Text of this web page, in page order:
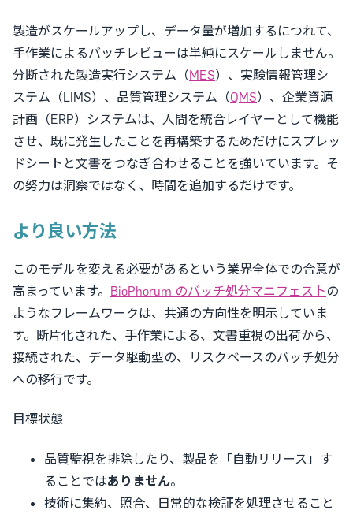
製造がスケールアップし、データ量が増加するにつれて、
手作業によるバッチレビューは単純にスケールしません。
分断された製造実行システム（MES）、実験情報管理シ
ステム（LIMS）、品質管理システム（QMS）、企業資源
計画（ERP）システムは、人間を統合レイヤーとして機能
させ、既に発生したことを再構築するためだけにスプレッ
ドシートと文書をつなぎ合わせることを強いています。そ
の努力は洞察ではなく、時間を追加するだけです。
より良い方法
このモデルを変える必要があるという業界全体での合意が
高まっています。 BioPhorum のバッチ処分マニフェストの
ようなフレームワークは、共通の方向性を明示していま
す。断片化された、手作業による、文書重視の出荷から、
接続された、データ駆動型の、リスクベースのバッチ処分
への移行です。
目標状態
品質監視を排除したり、製品を「自動リリース」す
ることではありません。
技術に集約、照合、日常的な検証を処理させること